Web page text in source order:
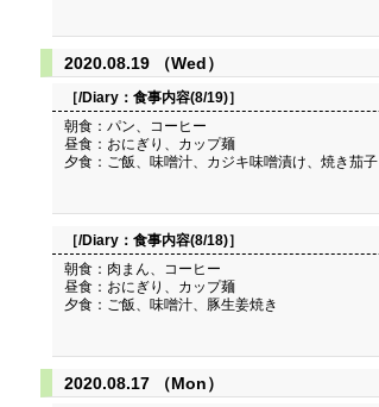
2020.08.19 （Wed）
［/Diary： 食事内容(8/19)］
朝食：パン、コーヒー
昼食：おにぎり、カップ麺
夕食：ご飯、味噌汁、カジキ味噌漬け、焼き茄子
［/Diary： 食事内容(8/18)］
朝食：肉まん、コーヒー
昼食：おにぎり、カップ麺
夕食：ご飯、味噌汁、豚生姜焼き
2020.08.17 （Mon）